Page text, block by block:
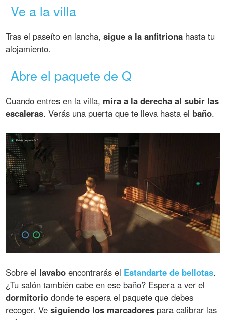
Ve a la villa
Tras el paseíto en lancha,sigue a la anfitriona hasta tu
alojamiento.
Abre el paquete de Q
Cuando entres en la villa, mira a la derecha al subir las
escaleras. Verás una puerta que te lleva hasta el baño.
Sobre el lavabo encontrarás el Estandarte de bellotas.
¿Tu salón también cabe en ese baño? Espera a ver el
dormitorio donde te espera el paquete que debes
recoger. Vesiguiendo los marcadores para calibrar las